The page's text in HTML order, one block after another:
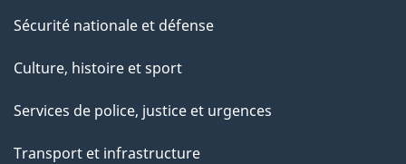
Sécurité nationale et défense
Culture, histoire et sport
Services de police, justice et urgences
Transport et infrastructure